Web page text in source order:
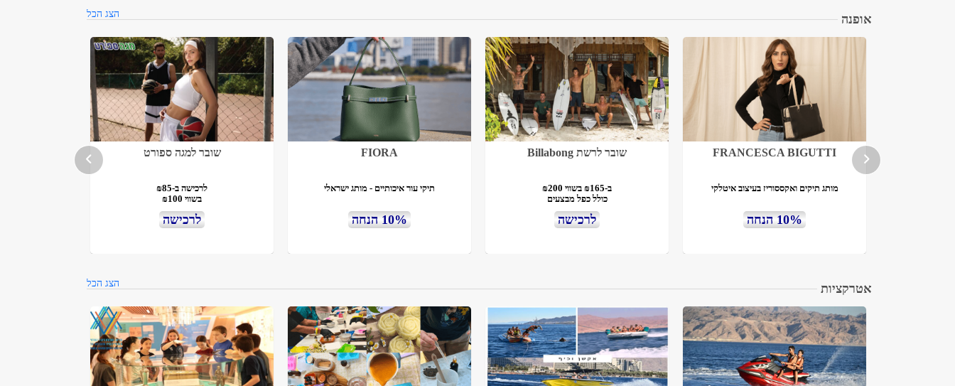
אופנה הצג הכל
שובר למגה ספורט
לרכישה ב-₪85
בשווי ₪100
לרכישה
FIORA
תיקי עור איכותיים - מותג ישראלי
10% הנחה
שובר לרשת Billabong
ב-₪165 בשווי ₪200
כולל כפל מבצעים
לרכישה
FRANCESCA BIGUTTI
מותג תיקים ואקססוריז בעיצוב איטלקי
10% הנחה
אטרקציות הצג הכל